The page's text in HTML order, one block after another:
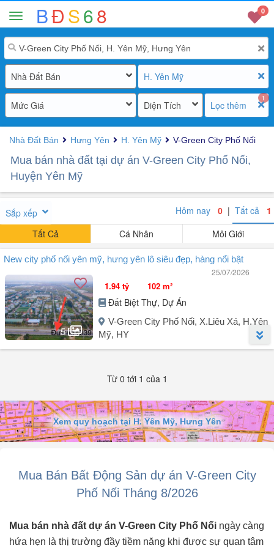
BĐS68 0
Nhà Đất Bán H. Yên Mỹ
Mức Giá Diện Tích
1
Lọc thêm
Nhà Đất Bán Hưng Yên H. Yên Mỹ V-Green City Phố Nối
Mua bán nhà đất tại dự án V-Green City Phố Nối,
Huyện Yên Mỹ
Sắp xếp Hôm nay 0 | Tất cả 1
Tất Cả
Cá Nhân Môi Giới
New city phố nối yên mỹ, hưng yên lô siêu đẹp, hàng nổi bật
25/07/2026
5
1.94 tỷ 102 m²
Đất Biệt Thự, Dự Án
V-Green City Phố Nối, X.Liêu Xá, H.Yên
Mỹ, HY
- Tôi cần bán lô đất shophouse mặt hồ 102m² tại khu đô thị New City
- Mặt tiền rộng 6m, dài 17m.
- Phù hợp đầu tư lâu dài.
- Bán cắt lỗ nên quý khách quan tâm thì gọi cho tôi.
Từ 0 tới 1 của 1
Xem quy hoạch tại H. Yên Mỹ, Hưng Yên
Mua Bán Bất Động Sản dự án V-Green City
Phố Nối Tháng 8/2026
Mua bán nhà đất dự án V-Green City Phố Nối ngày càng
hứa hẹn là thị trường đầy tiềm năng khi được sự quan tâm